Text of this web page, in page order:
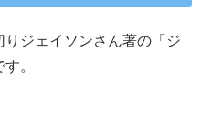
ジェイソンさん著の「ジ
。